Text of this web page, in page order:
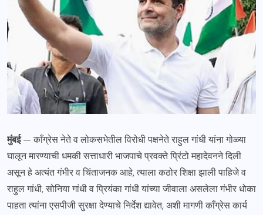
मुंबई— काँग्रेस नेते व लोकसभेतील विरोधी पक्षनेते राहुल गांधी यांना गोळ्या
घालून मारण्याची धमकी सत्ताधारी भाजपाचे प्रवक्ते प्रिंटो महादेवनने दिली
असून हे अत्यंत गंभीर व चिंताजनक आहे, त्याला कठोर शिक्षा झाली पाहिजे व
राहुल गांधी, सोनिया गांधी व प्रियंका गांधी यांच्या जीवाला असलेला गंभीर धोका
पाहता त्यांना एसपीजी सुरक्षा देण्याचे निर्देश द्यावेत, अशी मागणी काँग्रेस कार्य